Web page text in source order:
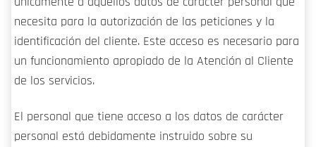
necesita para la autorización de las peticiones y la
identificación del cliente. Este acceso es necesario para
un funcionamiento apropiado de la Atención al Cliente
de los servicios.
El personal que tiene acceso a los datos de carácter
personal está debidamente instruido sobre su